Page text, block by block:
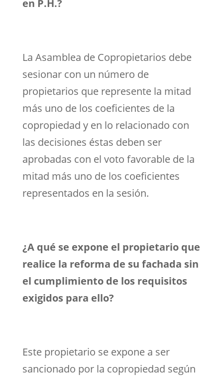
en P.H.?
La Asamblea de Copropietarios debe
sesionar con un número de
propietarios que represente la mitad
más uno de los coeficientes de la
copropiedad y en lo relacionado con
las decisiones éstas deben ser
aprobadas con el voto favorable de la
mitad más uno de los coeficientes
representados en la sesión.
¿A qué se expone el propietario que
realice la reforma de su fachada sin
el cumplimiento de los requisitos
exigidos para ello?
Este propietario se expone a ser
sancionado por la copropiedad según